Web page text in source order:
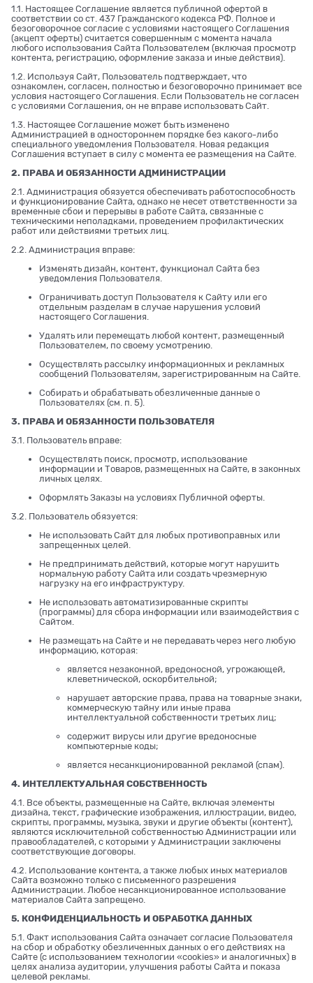
1.1. Настоящее Соглашение является публичной офертой в
соответствии со ст. 437 Гражданского кодекса РФ. Полное и
безоговорочное согласие с условиями настоящего Соглашения
(акцепт оферты) считается совершенным с момента начала
любого использования Сайта Пользователем (включая просмотр
контента, регистрацию, оформление заказа и иные действия).
1.2. Используя Сайт, Пользователь подтверждает, что
ознакомлен, согласен, полностью и безоговорочно принимает все
условия настоящего Соглашения. Если Пользователь не согласен
с условиями Соглашения, он не вправе использовать Сайт.
1.3. Настоящее Соглашение может быть изменено
Администрацией в одностороннем порядке без какого-либо
специального уведомления Пользователя. Новая редакция
Соглашения вступает в силу с момента ее размещения на Сайте.
2. ПРАВА И ОБЯЗАННОСТИ АДМИНИСТРАЦИИ
2.1. Администрация обязуется обеспечивать работоспособность
и функционирование Сайта, однако не несет ответственности за
временные сбои и перерывы в работе Сайта, связанные с
техническими неполадками, проведением профилактических
работ или действиями третьих лиц.
2.2. Администрация вправе:
Изменять дизайн, контент, функционал Сайта без
уведомления Пользователя.
Ограничивать доступ Пользователя к Сайту или его
отдельным разделам в случае нарушения условий
настоящего Соглашения.
Удалять или перемещать любой контент, размещенный
Пользователем, по своему усмотрению.
Осуществлять рассылку информационных и рекламных
сообщений Пользователям, зарегистрированным на Сайте.
Собирать и обрабатывать обезличенные данные о
Пользователях (см. п. 5).
3. ПРАВА И ОБЯЗАННОСТИ ПОЛЬЗОВАТЕЛЯ
3.1. Пользователь вправе:
Осуществлять поиск, просмотр, использование
информации и Товаров, размещенных на Сайте, в законных
личных целях.
Оформлять Заказы на условиях Публичной оферты.
3.2. Пользователь обязуется:
Не использовать Сайт для любых противоправных или
запрещенных целей.
Не предпринимать действий, которые могут нарушить
нормальную работу Сайта или создать чрезмерную
нагрузку на его инфраструктуру.
Не использовать автоматизированные скрипты
(программы) для сбора информации или взаимодействия с
Сайтом.
Не размещать на Сайте и не передавать через него любую
информацию, которая:
является незаконной, вредоносной, угрожающей,
клеветнической, оскорбительной;
нарушает авторские права, права на товарные знаки,
коммерческую тайну или иные права
интеллектуальной собственности третьих лиц;
содержит вирусы или другие вредоносные
компьютерные коды;
является несанкционированной рекламой (спам).
4. ИНТЕЛЛЕКТУАЛЬНАЯ СОБСТВЕННОСТЬ
4.1. Все объекты, размещенные на Сайте, включая элементы
дизайна, текст, графические изображения, иллюстрации, видео,
скрипты, программы, музыка, звуки и другие объекты (контент),
являются исключительной собственностью Администрации или
правообладателей, с которыми у Администрации заключены
соответствующие договоры.
4.2. Использование контента, а также любых иных материалов
Сайта возможно только с письменного разрешения
Администрации. Любое несанкционированное использование
материалов Сайта запрещено.
5. КОНФИДЕНЦИАЛЬНОСТЬ И ОБРАБОТКА ДАННЫХ
5.1. Факт использования Сайта означает согласие Пользователя
на сбор и обработку обезличенных данных о его действиях на
Сайте (с использованием технологии «cookies» и аналогичных) в
целях анализа аудитории, улучшения работы Сайта и показа
целевой рекламы.